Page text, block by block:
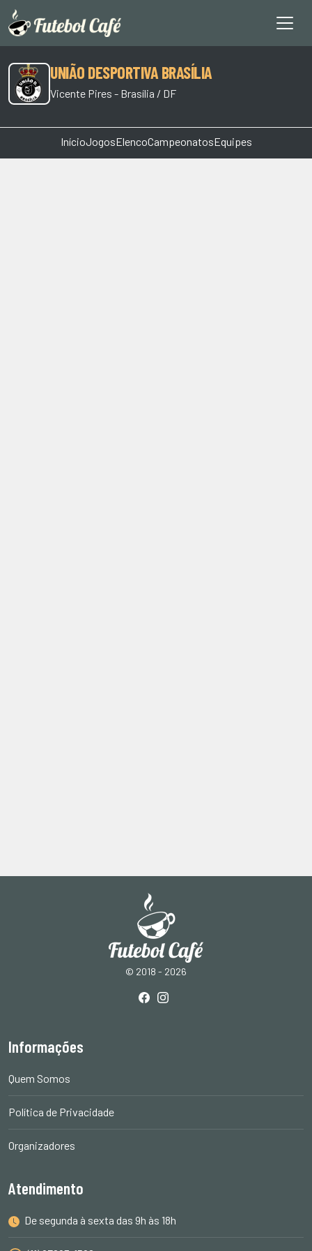
UNIÃO DESPORTIVA BRASÍLIA
Vicente Pires - Brasília / DF
InícioJogosElencoCampeonatosEquipes
© 2018 - 2026
Informações
Quem Somos
Política de Privacidade
Organizadores
Atendimento
De segunda à sexta das 9h às 18h